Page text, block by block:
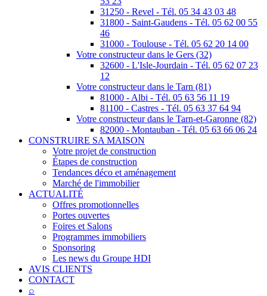
31250 - Revel - Tél. 05 34 43 03 48
31800 - Saint-Gaudens - Tél. 05 62 00 55
46
31000 - Toulouse - Tél. 05 62 20 14 00
Votre constructeur dans le Gers (32)
32600 - L'Isle-Jourdain - Tél. 05 62 07 23
12
Votre constructeur dans le Tarn (81)
81000 - Albi - Tél. 05 63 56 11 19
81100 - Castres - Tél. 05 63 37 64 94
Votre constructeur dans le Tarn-et-Garonne (82)
82000 - Montauban - Tél. 05 63 66 06 24
CONSTRUIRE SA MAISON
Votre projet de construction
Étapes de construction
Tendances déco et aménagement
Marché de l'immobilier
ACTUALITÉ
Offres promotionnelles
Portes ouvertes
Foires et Salons
Programmes immobiliers
Sponsoring
Les news du Groupe HDI
AVIS CLIENTS
CONTACT
⌕